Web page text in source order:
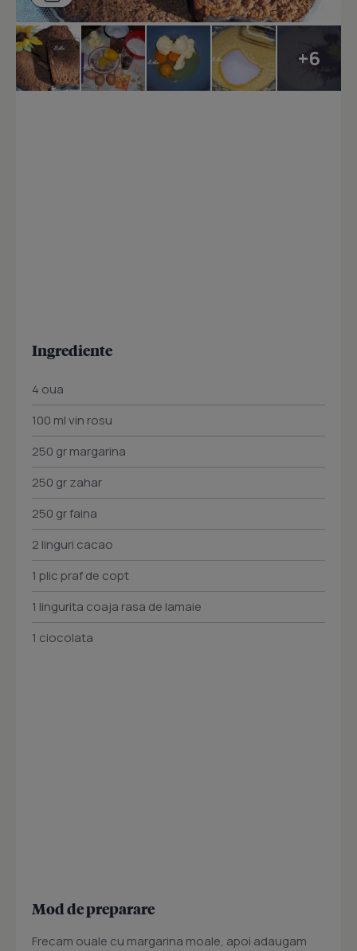
+6
Ingrediente
4 oua
100 ml vin rosu
250 gr margarina
250 gr zahar
250 gr faina
2 linguri cacao
1 plic praf de copt
1 lingurita coaja rasa de lamaie
1 ciocolata
Mod de preparare
Frecam ouale cu margarina moale, apoi adaugam